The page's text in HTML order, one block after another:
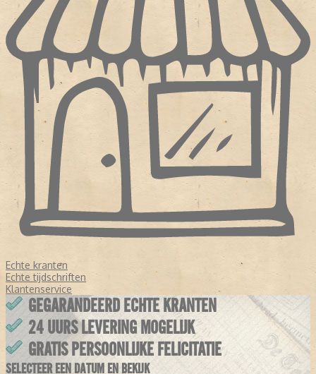
Echte kranten
Echte tijdschriften
Klantenservice
GEGARANDEERD ECHTE KRANTEN
24 UURS LEVERING MOGELIJK
GRATIS PERSOONLIJKE FELICITATIE
SELECTEER EEN DATUM EN BEKIJK